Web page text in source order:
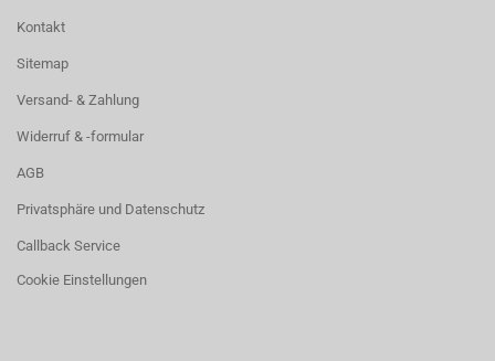
Kontakt
Sitemap
Versand- & Zahlung
Widerruf & -formular
AGB
Privatsphäre und Datenschutz
Callback Service
Cookie Einstellungen